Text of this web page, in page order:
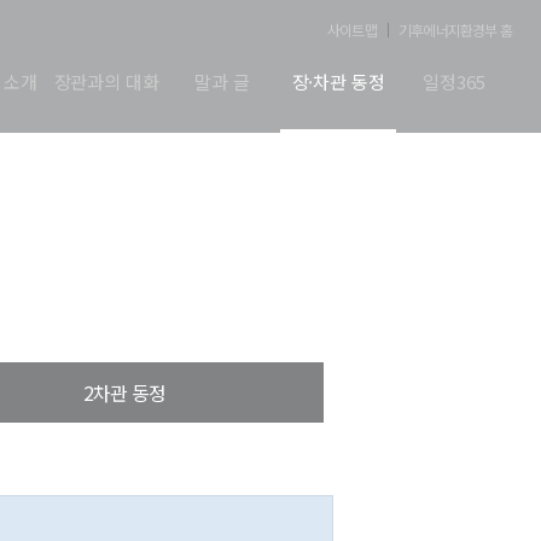
사이트맵 기후에너지환경부 홈
개 장관과의 대화 말과 글 장·차관 동정 일정365
2차관 동정